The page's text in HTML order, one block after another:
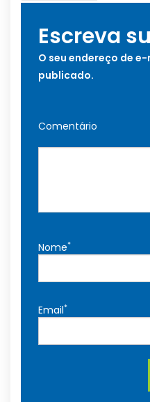
Escreva
O seu endereço de
publicado.
Comentário
Nome*
Email*